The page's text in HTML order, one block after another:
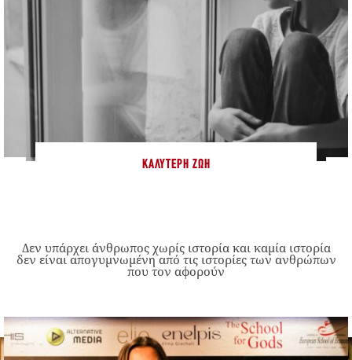
ΚΑΛΎΤΕΡΗ ΖΩΉ
Δεν υπάρχει άνθρωπος χωρίς ιστορία και καμία ιστορία
δεν είναι απογυμνωμένη από τις ιστορίες των ανθρώπων
που τον αφορούν